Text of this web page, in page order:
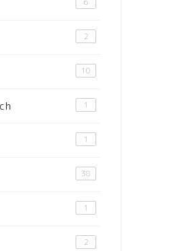
2
10
1
1
38
1
2